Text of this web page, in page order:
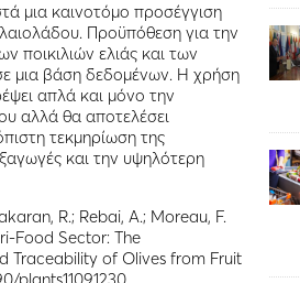
μια καινοτόμο προσέγγιση
Προϋπόθεση για την
ποικιλιών ελιάς και των
μια βάση δεδομένων. Η χρήση
απλά και μόνο την
αλλά θα αποτελέσει
τεκμηρίωση της
και την υψηλότερη
R.; Rebai, A.; Moreau, F.
Food Sector: The
Traceability of Olives from Fruit